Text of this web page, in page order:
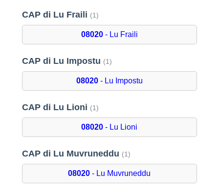
CAP di Lu Fraili (1)
08020- Lu Fraili
CAP di Lu Impostu (1)
08020- Lu Impostu
CAP di Lu Lioni (1)
08020 - Lu Lioni
CAP di Lu Muvruneddu (1)
08020 - Lu Muvruneddu